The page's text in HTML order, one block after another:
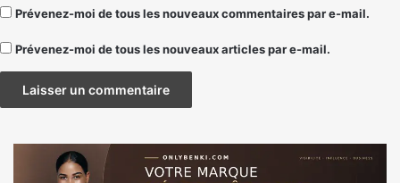
Prévenez-moi de tous les nouveaux commentaires par e-mail.
Prévenez-moi de tous les nouveaux articles par e-mail.